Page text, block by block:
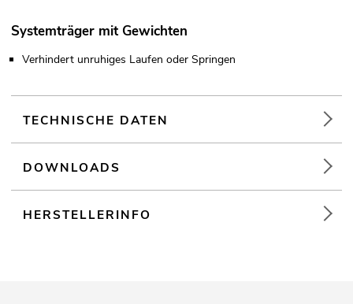
Systemträger mit Gewichten
Verhindert unruhiges Laufen oder Springen
TECHNISCHE DATEN
DOWNLOADS
HERSTELLERINFO